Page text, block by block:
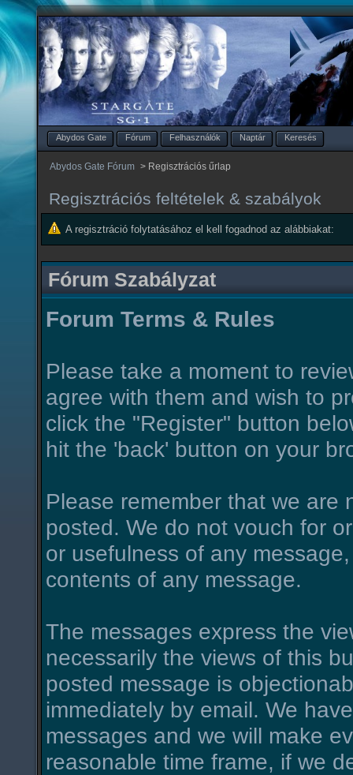
Abydos Gate Fórum Felhasználók Naptár Keresés
Abydos Gate Fórum > Regisztrációs űrlap
Regisztrációs feltételek & szabályok
A regisztráció folytatásához el kell fogadnod az alábbiakat:
Fórum Szabályzat
Forum Terms & Rules
Please take a moment to
agree with them and wish to
click the "Register" button
hit the 'back' button on your
Please remember that we are
posted. We do not vouch for
or usefulness of any
contents of any message.
The messages express the
necessarily the views of this
posted message is
immediately by email. We
messages and we will make
reasonable time frame, if we